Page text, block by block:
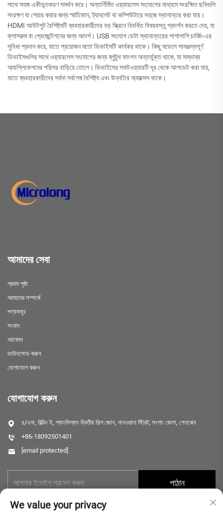
সাথে সহজ একীভূতকরণ সমর্থন করে। অন্তর্নির্মিত ওয়্যারলেস সংযোগের মাধ্যমে সংরক্ষিত ছবিগুলি
সংরক্ষণ বা শেয়ার করার জন্য স্মার্টফোন, ট্যাবলেট বা কম্পিউটারে সহজে স্থানান্তর করা যায়।
HDMI আউটপুট বৈশিষ্ট্যটি ব্যবহারকারীদের বড় স্ক্রিনে বিবর্ধিত বিষয়বস্তু প্রদর্শন করতে দেয়, যা
ক্লাসরুম বা প্রেজেন্টেশনের জন্য আদর্শ। USB সংযোগ ডেটা স্থানান্তরের পাশাপাশি চার্জিং-এর
সুবিধা প্রদান করে, যাতে প্রয়োজন মতো ডিভাইসটি কার্যকর থাকে। কিছু মডেলে সামঞ্জস্যপূর্ণ
ডিভাইসগুলির সাথে ওয়্যারলেস সংযোগের জন্য ব্লুটুথ ফাংশন অন্তর্ভুক্ত থাকে, যা সম্ভাব্য
অ্যাপ্লিকেশনের পরিসর বাড়িয়ে তোলে। ডিভাইসের সফটওয়্যারটি দূর থেকে আপডেট করা যায়,
যাতে ব্যবহারকারীদের সর্বদা সর্বশেষ বৈশিষ্ট্য এবং উন্নতির অ্যাক্সেস থাকে।
আমাদের সেবা
প্রথম পৃষ্ঠা
আমাদের সম্পর্কে
পণ্যসমূহ
সংবাদ
আবেদন
ডাউনলোড করুন
যোগাযোগ করুন
যোগাযোগ করুন
৪/এফ, বিল্ডিং ই, শ্যাংলিল্যাং দ্বিতীয় শিল্প জোন, নানওয়ান স্ট্রিট, লংগাং জেলা, শেনঝেন
+86-18092501401
[email protected]
পাঠান
We value your privacy